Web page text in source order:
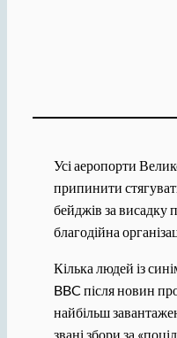
Усі аеропорти
припинити
бейджів за висадку
благодійна
Кілька людей із
BBC після новин
найбільш
звані збори за